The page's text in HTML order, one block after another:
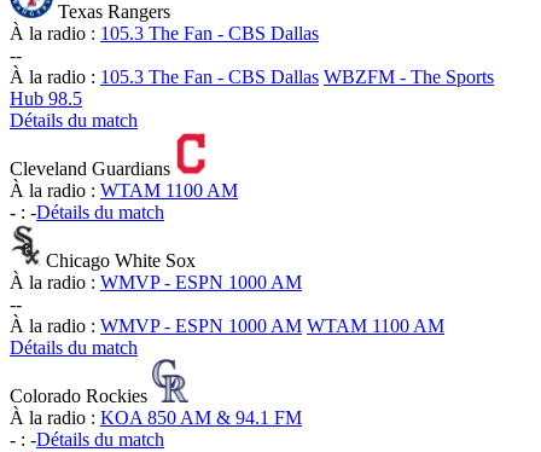
Texas Rangers
À la radio : 105.3 The Fan - CBS Dallas
--
À la radio : 105.3 The Fan - CBS Dallas WBZFM - The Sports
Hub 98.5
Détails du match
Cleveland Guardians
À la radio : WTAM 1100 AM
- : -Détails du match
Chicago White Sox
À la radio : WMVP - ESPN 1000 AM
--
À la radio : WMVP - ESPN 1000 AM WTAM 1100 AM
Détails du match
Colorado Rockies
À la radio : KOA 850 AM & 94.1 FM
- : -Détails du match